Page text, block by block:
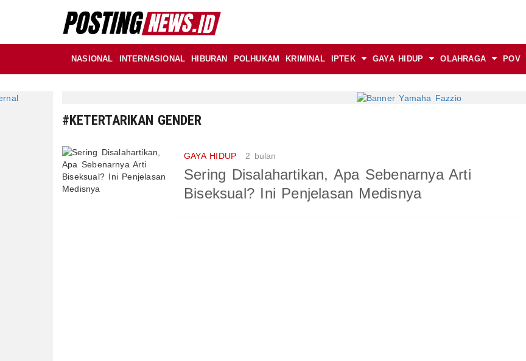
NASIONAL INTERNASIONAL HIBURAN POLHUKAM KRIMINAL IPTEK GAYA HIDUP OLAHRAGA POV
#KETERTARIKAN GENDER
GAYA HIDUP 2 bulan
Sering Disalahartikan, Apa Sebenarnya Arti
Biseksual? Ini Penjelasan Medisnya